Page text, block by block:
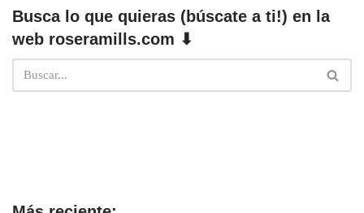
Busca lo que quieras (búscate a ti!) en la
web roseramills.com ⬇